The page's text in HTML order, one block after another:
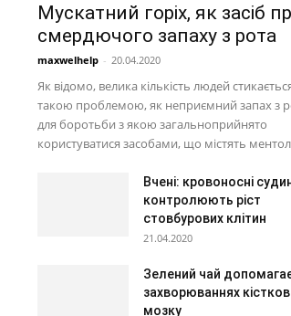
Мускатний горіх, як засіб
смердючого запаху з рота
maxwelhelp - 20.04.2020
Як відомо, велика кількість людей
такою проблемою, як неприємний запах з
для боротьби з якою загальноприйнято
користуватися засобами, що містять
Вчені: кровоносні
контролюють ріст
стовбурових клітин
21.04.2020
Зелений чай
захворюваннях
мозку